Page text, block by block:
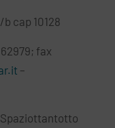
cap 10128
fax
–
Spaziottantotto